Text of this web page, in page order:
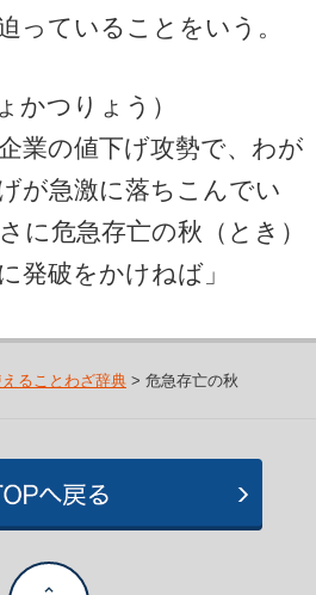
っていることをいう。
かつりょう）
業の値下げ攻勢で、わが
が急激に落ちこんでい
に危急存亡の秋（とき）
発破をかけねば」
ることわざ辞典> 危急存亡の秋